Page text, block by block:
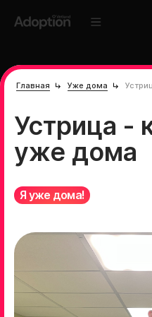
Главная Уже дома
Устрица -
уже дома
Я уже дома!